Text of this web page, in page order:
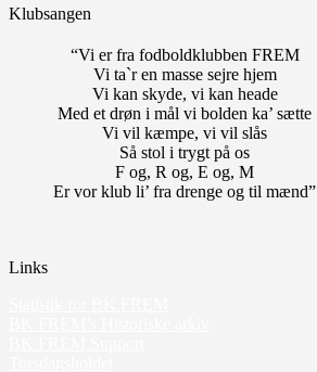
Klubsangen
“Vi er fra fodboldklubben FREM
Vi ta`r en masse sejre hjem
Vi kan skyde, vi kan heade
Med et drøn i mål vi bolden ka’ sætte
Vi vil kæmpe, vi vil slås
Så stol i trygt på os
F og, R og, E og, M
Er vor klub li’ fra drenge og til mænd”
Links